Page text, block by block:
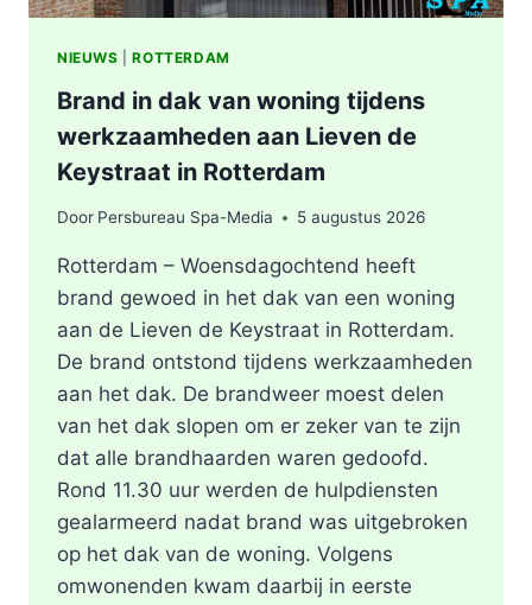
NIEUWS |ROTTERDAM
Brand in dak van woning tijdens
werkzaamheden aan Lieven de
Keystraat in Rotterdam
Door Persbureau Spa-Media 5 augustus 2026
Rotterdam – Woensdagochtend heeft
brand gewoed in het dak van een woning
aan de Lieven de Keystraat in Rotterdam.
De brand ontstond tijdens werkzaamheden
aan het dak. De brandweer moest delen
van het dak slopen om er zeker van te zijn
dat alle brandhaarden waren gedoofd.
Rond 11.30 uur werden de hulpdiensten
gealarmeerd nadat brand was uitgebroken
op het dak van de woning. Volgens
omwonenden kwam daarbij in eerste